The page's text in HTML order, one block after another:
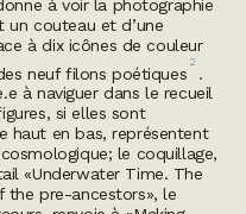
à voir la photographie
un couteau et d’une
à dix icônes de couleur
neuf filons poétiques
2
à naviguer dans le recueil
si elles sont
haut en bas, représentent
le coquillage,
«Underwater Time. The
the pre-ancestors», le